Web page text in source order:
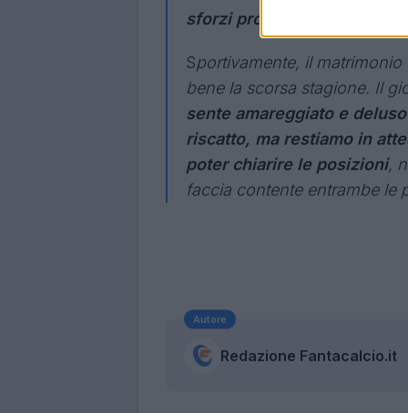
sforzi profusi da entrambe
Sportivamente, il
bene la scorsa stagione. Il
sente amareggiato e
riscatto, ma restiamo in
poter chiarire le posizioni,
faccia contente entrambe le
Autore
Redazione Fantacalcio.it